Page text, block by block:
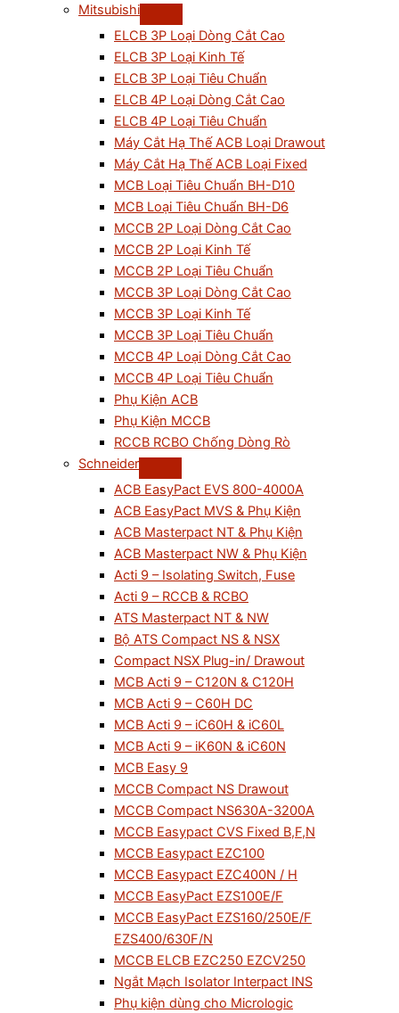
Mitsubishi
ELCB 3P Loại Dòng Cắt Cao
ELCB 3P Loại Kinh Tế
ELCB 3P Loại Tiêu Chuẩn
ELCB 4P Loại Dòng Cắt Cao
ELCB 4P Loại Tiêu Chuẩn
Máy Cắt Hạ Thế ACB Loại Drawout
Máy Cắt Hạ Thế ACB Loại Fixed
MCB Loại Tiêu Chuẩn BH-D10
MCB Loại Tiêu Chuẩn BH-D6
MCCB 2P Loại Dòng Cắt Cao
MCCB 2P Loại Kinh Tế
MCCB 2P Loại Tiêu Chuẩn
MCCB 3P Loại Dòng Cắt Cao
MCCB 3P Loại Kinh Tế
MCCB 3P Loại Tiêu Chuẩn
MCCB 4P Loại Dòng Cắt Cao
MCCB 4P Loại Tiêu Chuẩn
Phụ Kiện ACB
Phụ Kiện MCCB
RCCB RCBO Chống Dòng Rò
Schneider
ACB EasyPact EVS 800-4000A
ACB EasyPact MVS & Phụ Kiện
ACB Masterpact NT & Phụ Kiện
ACB Masterpact NW & Phụ Kiện
Acti 9 – Isolating Switch, Fuse
Acti 9 – RCCB & RCBO
ATS Masterpact NT & NW
Bộ ATS Compact NS & NSX
Compact NSX Plug-in/ Drawout
MCB Acti 9 – C120N & C120H
MCB Acti 9 – C60H DC
MCB Acti 9 – iC60H & iC60L
MCB Acti 9 – iK60N & iC60N
MCB Easy 9
MCCB Compact NS Drawout
MCCB Compact NS630A-3200A
MCCB Easypact CVS Fixed B,F,N
MCCB Easypact EZC100
MCCB Easypact EZC400N / H
MCCB EasyPact EZS100E/F
MCCB EasyPact EZS160/250E/F
EZS400/630F/N
MCCB ELCB EZC250 EZCV250
Ngắt Mạch Isolator Interpact INS
Phụ kiện dùng cho Micrologic